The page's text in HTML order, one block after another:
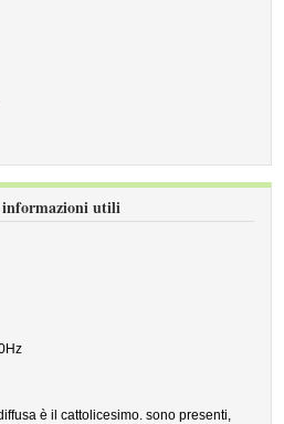
informazioni utili
è il cattolicesimo. sono presenti,